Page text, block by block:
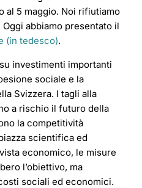
al 5 maggio. Noi rifiutiamo
abbiamo presentato il
(in tedesco).
investimenti importanti
sociale e la
Svizzera. I tagli alla
a rischio il futuro della
la competitività
scientifica ed
economico, le misure
l’obiettivo, ma
sociali ed economici.